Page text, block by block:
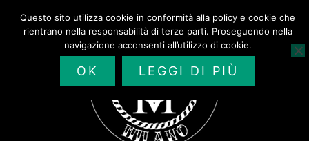
Questo sito utilizza cookie in conformità alla policy e cookie che
rientrano nella responsabilità di terze parti. Proseguendo nella
navigazione acconsenti all’utilizzo di cookie.
OK LEGGI DI PIÙ